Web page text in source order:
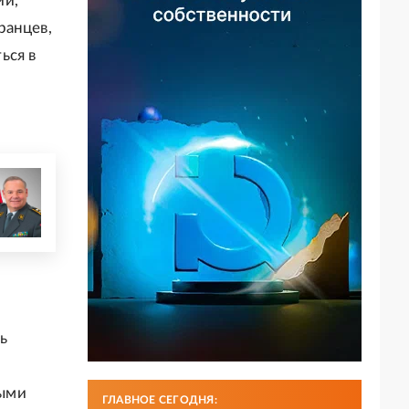
в
ГЛАВНОЕ СЕГОДНЯ: